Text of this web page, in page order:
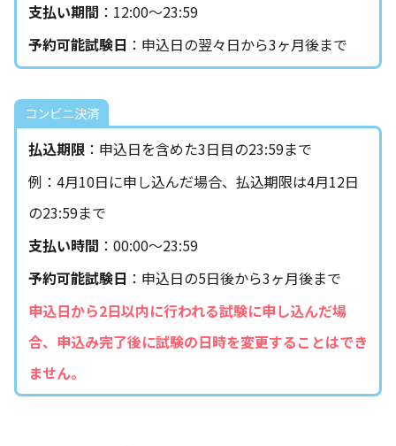
支払い期間 ：12:00～23:59
予約可能試験日 ：申込日の翌々日から3ヶ月後まで
コンビニ決済
払込期限：申込日を含めた3日目の23:59まで
例：4月10日に申し込んだ場合、払込期限は4月12日
の23:59まで
支払い時間 ：00:00～23:59
予約可能試験日 ：申込日の5日後から3ヶ月後まで
申込日から2日以内に行われる試験に申し込んだ場
合、申込み完了後に試験の日時を変更することはでき
ません。